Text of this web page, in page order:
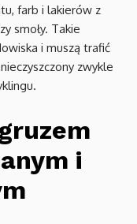
farb i lakierów z
smoły. Takie
i muszą trafić
zwykle
i